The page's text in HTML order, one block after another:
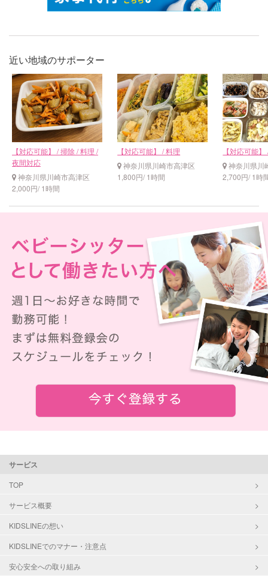
近い地域のサポーター
【対応可能】 / 掃除 / 料理 /
夜間対応
神奈川県川崎市高津区
2,000円/ 1時間
【対応可能】 / 料理
神奈川県川崎市高津区
1,800円/ 1時間
【対応可能
神奈川県川
2,700円/ 1時
サービス
TOP
サービス概要
KIDSLINEの想い
KIDSLINEでのマナー・注意点
安心安全への取り組み